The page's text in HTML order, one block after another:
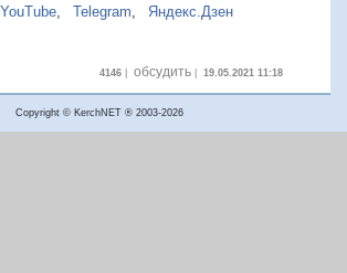
YouTube Telegram Яндекс.Дзен
4146| обсудить| 19.05.2021 11:18
Copyright © KerchNET ® 2003-2026